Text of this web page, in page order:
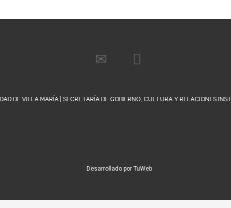
DE VILLA MARÍA | SECRETARÍA DE GOBIERNO, CULTURA Y RELACIONES
Desarrollado por TuWeb